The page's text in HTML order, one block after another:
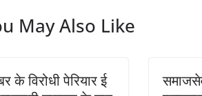
p o k
May Also Like
के विरोधी पेरियार ई